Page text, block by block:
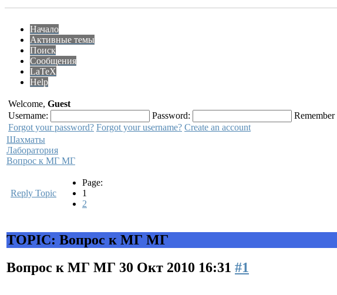
Начало
Активные темы
Поиск
Сообщения
LaTeX
Help
Welcome, Guest
Username:
Password:
Remember
Forgot your password? Forgot your username? Create an account
Шахматы
Лаборатория
Вопрос к МГ МГ
Reply Topic
Page:
1
2
TOPIC: Вопрос к МГ МГ
Вопрос к МГ МГ 30 Окт 2010 16:31 #1